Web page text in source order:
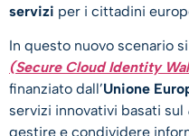
servizi per i cittadini
In questo nuovo scenario
(Secure Cloud Identity
finanziato dall’Unione
servizi innovativi basati sul
gestire e condividere